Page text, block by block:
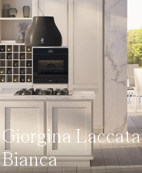
Giorgina Laccata
Bianca